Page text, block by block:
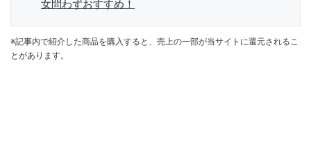
女問わずおすすめ！
※記事内で紹介した商品を購入すると、売上の一部が当サイトに還元されるこ
とがあります。